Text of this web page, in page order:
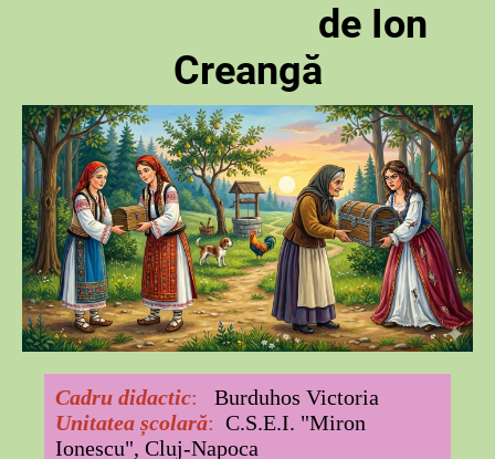
de Ion
Creangă
Cadru didactic: Burduhos Victoria
Unitatea școlară: C.S.E.I. "Miron
Ionescu", Cluj-Napoca